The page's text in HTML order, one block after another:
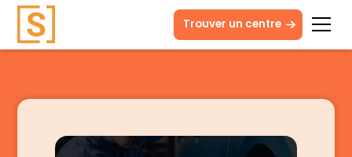
Trouver un centre